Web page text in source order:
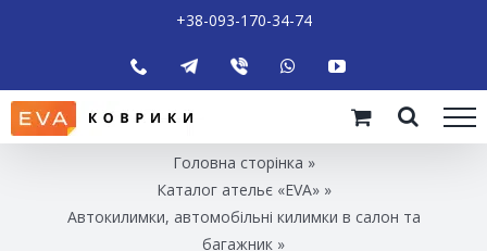
+38-093-170-34-74
Головна сторінка »
Каталог ательє «EVA»»
Автокилимки, автомобільні килимки в салон та
багажник »